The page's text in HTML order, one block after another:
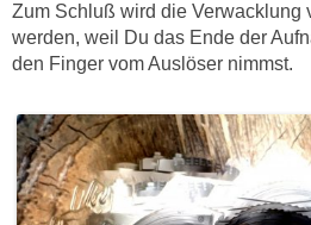
Zum Schluß wird die Verwacklung
werden, weil Du das Ende der
den Finger vom Auslöser nimmst.